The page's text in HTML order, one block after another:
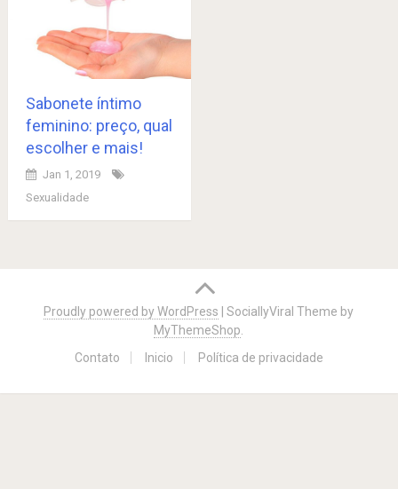
Sabonete íntimo
feminino: preço, qual
escolher e mais!
Jan 1, 2019
Sexualidade
navigation
Proudly powered by WordPress |SociallyViral Theme by
MyThemeShop
Contato
Inicio Política de privacidade